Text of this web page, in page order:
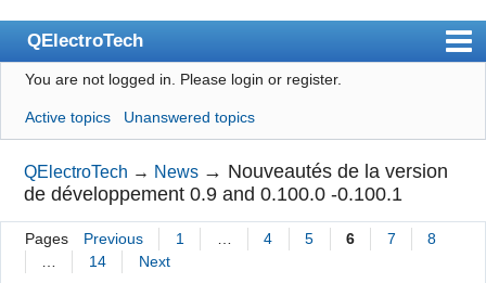
QElectroTech
Index
User list
Search
Register
Login
You are not logged in. Please login or register.
Active topics Unanswered topics
QElectroTech → News → Nouveautés de la version
de développement 0.9 and 0.100.0 -0.100.1
Pages Previous 1 4 5 6 7
8
14
Next